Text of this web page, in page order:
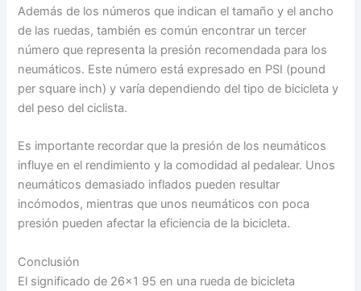
Además de los números que indican el tamaño y el ancho
de las ruedas, también es común encontrar un tercer
número que representa la presión recomendada para los
neumáticos. Este número está expresado en PSI (pound
per square inch) y varía dependiendo del tipo de bicicleta y
del peso del ciclista.
Es importante recordar que la presión de los neumáticos
influye en el rendimiento y la comodidad al pedalear. Unos
neumáticos demasiado inflados pueden resultar
incómodos, mientras que unos neumáticos con poca
presión pueden afectar la eficiencia de la bicicleta.
Conclusión
El significado de 26×1 95 en una rueda de bicicleta